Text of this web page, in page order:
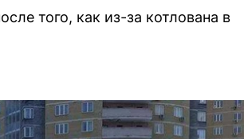
того, как из-за котлована в